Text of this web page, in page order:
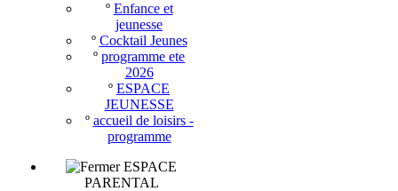
º Enfance et
jeunesse
º Cocktail Jeunes
º programme ete
2026
º ESPACE
JEUNESSE
º accueil de loisirs -
programme
ESPACE
PARENTAL